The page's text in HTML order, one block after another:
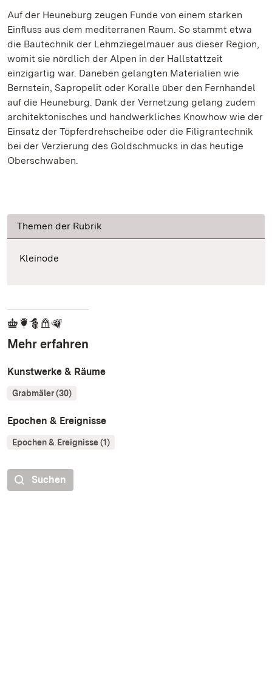
Auf der Heuneburg zeugen Funde von einem starken
Einfluss aus dem mediterranen Raum. So stammt etwa
die Bautechnik der Lehmziegelmauer aus dieser Region,
womit sie nördlich der Alpen in der Hallstattzeit
einzigartig war. Daneben gelangten Materialien wie
Bernstein, Sapropelit oder Koralle über den Fernhandel
auf die Heuneburg. Dank der Vernetzung gelang zudem
architektonisches und handwerkliches Knowhow wie der
Einsatz der Töpferdrehscheibe oder die Filigrantechnik
bei der Verzierung des Goldschmucks in das heutige
Oberschwaben.
Themen der Rubrik
Kleinode
Mehr erfahren
Kunstwerke & Räume
Grabmäler (30)
Epochen & Ereignisse
Epochen & Ereignisse (1)
Suchen